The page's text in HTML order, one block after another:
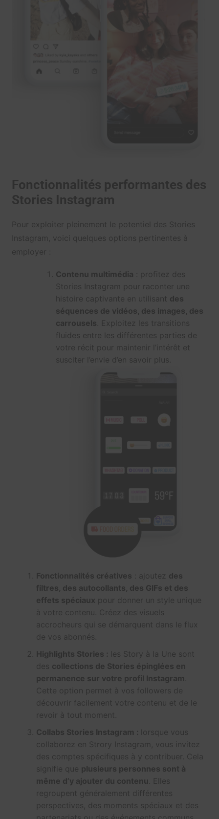
Fonctionnalités performantes des
Stories Instagram
Pour exploiter pleinement le potentiel des Stories
Instagram, voici quelques options pertinentes à
employer :
Contenu multimédia : profitez des
Stories Instagram pour raconter une
histoire captivante en utilisant des
séquences de vidéos, des images, des
carrousels . Exploitez les transitions
fluides entre les différentes parties de
votre récit pour maintenir l’intérêt et
susciter l’envie d’en savoir plus.
Fonctionnalités créatives : ajoutez des
filtres, des autocollants, des GIFs et des
effets spéciaux pour donner un style unique
à votre contenu. Créez des visuels
accrocheurs qui se démarquent dans le flux
de vos abonnés.
Highlights Stories : les Story à la Une sont
des collections de Stories épinglées en
permanence sur votre profil Instagram
Cette option permet à vos followers de
découvrir facilement votre contenu et de le
revoir à tout moment.
Collabs Stories Instagram : lorsque vous
collaborez en Strory Instagram, vous invitez
des comptes spécifiques à y contribuer. Cela
signifie que plusieurs personnes sont à
même d’y ajouter du contenu . Elles
regroupent généralement différentes
perspectives, des moments spéciaux et des